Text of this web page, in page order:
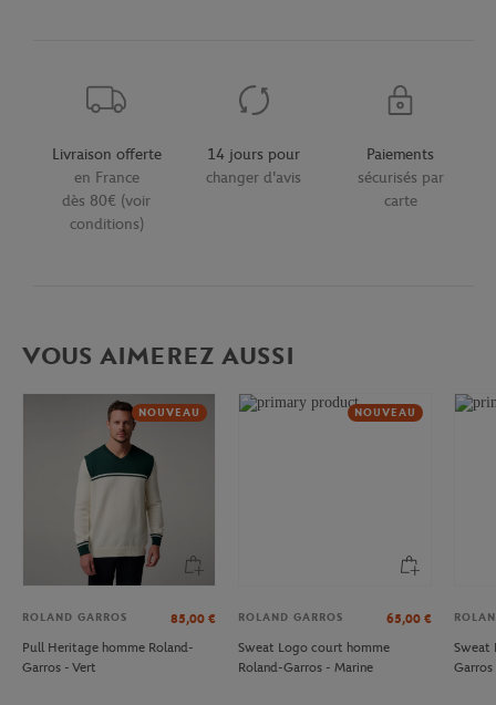
Livraison offerte
en France
dès 80€ (voir
conditions)
14 jours pour
changer d'avis
Paiements
sécurisés par
carte
VOUS AIMEREZ AUSSI
NOUVEAU
ROLAND GARROS 85,00 €
Pull Heritage homme Roland-
Garros - Vert
NOUVEAU
ROLAND GARROS 65,00 €
Sweat Logo court homme
Roland-Garros - Marine
Sweat